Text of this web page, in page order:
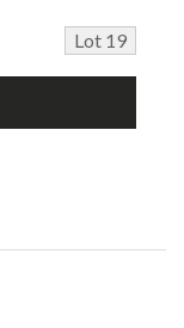
Lot 19